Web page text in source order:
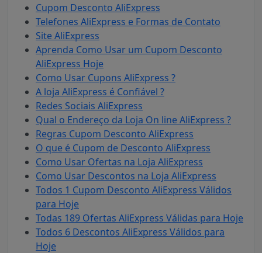
Cupom Desconto AliExpress
Telefones AliExpress e Formas de Contato
Site AliExpress
Aprenda Como Usar um Cupom Desconto
AliExpress Hoje
Como Usar Cupons AliExpress ?
A loja AliExpress é Confiável ?
Redes Sociais AliExpress
Qual o Endereço da Loja On line AliExpress ?
Regras Cupom Desconto AliExpress
O que é Cupom de Desconto AliExpress
Como Usar Ofertas na Loja AliExpress
Como Usar Descontos na Loja AliExpress
Todos 1 Cupom Desconto AliExpress Válidos
para Hoje
Todas 189 Ofertas AliExpress Válidas para Hoje
Todos 6 Descontos AliExpress Válidos para
Hoje